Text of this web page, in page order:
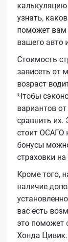
узнать,
поможет вам
вашего авто
Стоимость
зависеть от
возраст
Чтобы
вариантов
сравнить их.
стоит ОСАГО
бонусы
страховки
Кроме того,
наличие
вас есть
это поможет
Хонда